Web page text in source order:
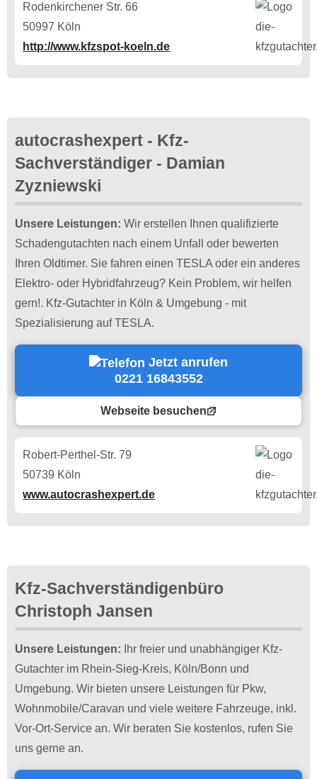
Rodenkirchener Str. 66
50997 Köln
http://www.kfzspot-koeln.de
autocrashexpert - Kfz-
Sachverständiger - Damian
Zyzniewski
Unsere Leistungen: Wir erstellen Ihnen qualifizierte
Schadengutachten nach einem Unfall oder bewerten
Ihren Oldtimer. Sie fahren einen TESLA oder ein anderes
Elektro- oder Hybridfahrzeug? Kein Problem, wir helfen
gern!. Kfz-Gutachter in Köln & Umgebung - mit
Spezialisierung auf TESLA.
Jetzt anrufen
0221 16843552
Webseite besuchen
Robert-Perthel-Str. 79
50739 Köln
www.autocrashexpert.de
Kfz-Sachverständigenbüro
Christoph Jansen
Unsere Leistungen: Ihr freier und unabhängiger Kfz-
Gutachter im Rhein-Sieg-Kreis, Köln/Bonn und
Umgebung. Wir bieten unsere Leistungen für Pkw,
Wohnmobile/Caravan und viele weitere Fahrzeuge, inkl.
Vor-Ort-Service an. Wir beraten Sie kostenlos, rufen Sie
uns gerne an.